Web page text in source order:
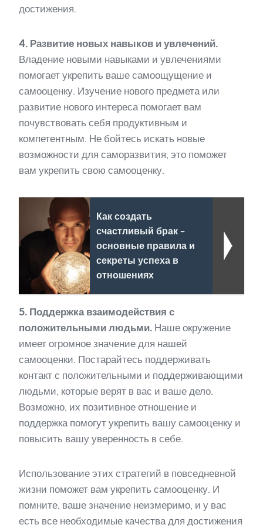
достижения.
4. Развитие новых навыков и увлечений.
Владение новыми навыками и увлечениями
помогает укрепить ваше самоощущение и
самооценку. Изучение нового предмета или
развитие нового интереса помогает вам
почувствовать себя продуктивным и
компетентным. Не бойтесь искать новые
возможности для саморазвития, это поможет
вам укрепить свою самооценку.
Как создать
счастливый брак -
основные правила и
секреты успеха в
отношениях
5. Поддержка взаимодействия с
положительными людьми. Наше окружение
имеет огромное значение для нашей
самооценки. Постарайтесь поддерживать
контакт с положительными и поддерживающими
людьми, которые верят в вас и ваше дело.
Возможно, их позитивное отношение и
поддержка помогут укрепить вашу самооценку и
повысить вашу уверенность в себе.
Использование этих стратегий в повседневной
жизни поможет вам укрепить самооценку. И
помните, ваше значение неизмеримо, и у вас
есть все необходимые качества для достижения